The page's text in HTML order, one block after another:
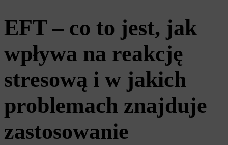
EFT – co to jest, jak
wpływa na reakcję
stresową i w jakich
problemach znajduje
zastosowanie